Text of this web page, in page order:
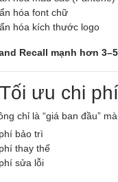
hóa font chữ
hóa kích thước logo
Recall mạnh hơn
ưu chi
chỉ là “giá ban đầu”
bảo trì
thay thế
sửa lỗi